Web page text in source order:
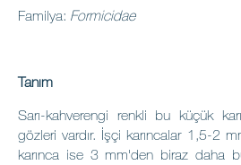
Familya: Formicidae
Tanım
Sarı-kahverengi renkli bu küçük
gözleri vardır. İşçi karıncalar 1,5-2
karınca ise 3 mm'den biraz daha